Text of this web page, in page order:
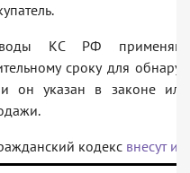
КС РФ
сроку для
он указан в законе
кодекс внесут